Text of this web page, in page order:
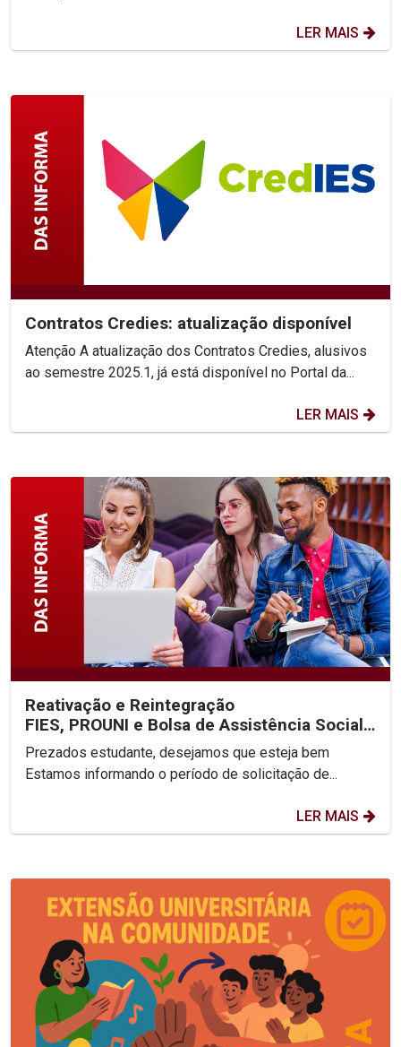
LER MAIS
Contratos Credies: atualização disponível
Atenção A atualização dos Contratos Credies, alusivos
ao semestre 2025.1, já está disponível no Portal da...
LER MAIS
Reativação e Reintegração
FIES, PROUNI e Bolsa de Assistência Social
2025.2
Prezados estudante, desejamos que esteja bem
Estamos informando o período de solicitação de...
LER MAIS